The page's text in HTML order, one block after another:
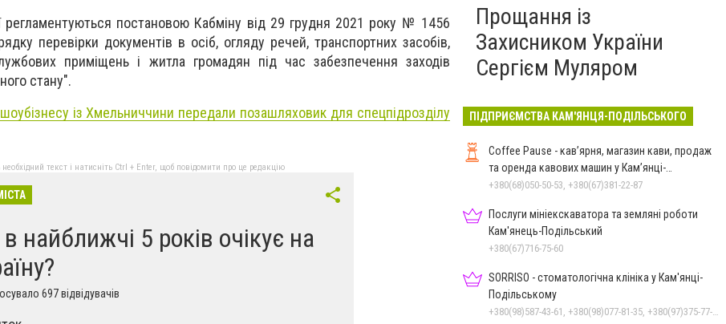
регламентуються постановою Кабміну від 29 грудня 2021 року № 1456
перевірки документів в осіб, огляду речей, транспортних засобів,
приміщень і житла громадян під час забезпечення заходів
стану".
із Хмельниччини передали позашляховик для спецпідрозділу
текст і натисніть Ctrl + Enter, щоб повідомити про це редакцію
найближчі 5 років очікує на
697 відвідувачів
Прощання із
Захисником України
Сергієм Муляром
ПІДПРИЄМСТВА КАМ'ЯНЦЯ-ПОДІЛЬСЬКОГО
Coffee Pause - кав’ярня, магазин кави, продаж
та оренда кавових машин у Кам’янці-
Подільському
+380(68)050-50-53, +380(67)381-22-87
Послуги мініекскаватора та земляні роботи
Кам'янець-Подільський
+380(67)716-75-60
SORRISO - стоматологічна клініка у Кам'янці-
Подільському
+380(98)587-43-61, +380(98)077-81-35, +380(97)375-77-72, +380(97)982-31-07